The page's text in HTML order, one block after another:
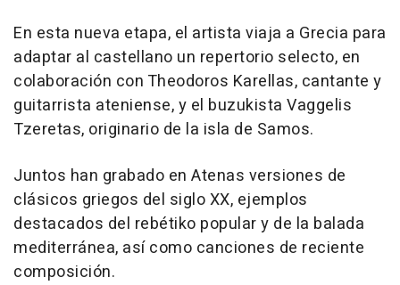
En esta nueva etapa, el artista viaja a Grecia para
adaptar al castellano un repertorio selecto, en
colaboración con Theodoros Karellas, cantante y
guitarrista ateniense, y el buzukista Vaggelis
Tzeretas, originario de la isla de Samos.
Juntos han grabado en Atenas versiones de
clásicos griegos del siglo XX, ejemplos
destacados del rebétiko popular y de la balada
mediterránea, así como canciones de reciente
composición.